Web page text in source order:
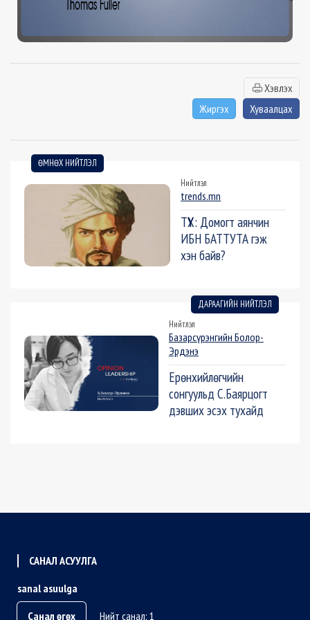
Хэвлэх
Жиргэх
Хуваалцах
ӨМНӨХ НИЙТЛЭЛ
Нийтлэл
trends.mn
ТҮҮХ: Домогт аянчин
ИБН БАТТУТА гэж
хэн байв?
ДАРААГИЙН НИЙТЛЭЛ
Нийтлэл
Базарсүрэнгийн Болор-
Эрдэнэ
Ерөнхийлөгчийн
сонгуульд С.Баярцогт
дэвших эсэх тухайд
САНАЛ АСУУЛГА
sanal asuulga
Санал өгөх
Нийт санал: 1